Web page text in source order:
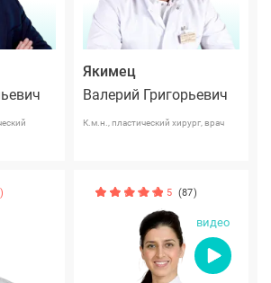
Якимец
Валерий Григорьевич
К.м.н., пластический хирург, врач
5 (87)
видео